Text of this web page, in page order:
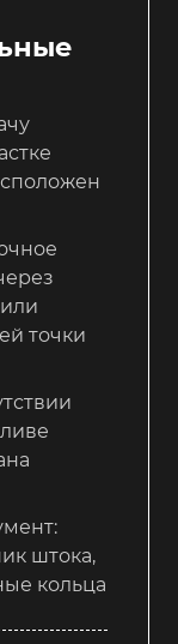
точки
штока,
кольца